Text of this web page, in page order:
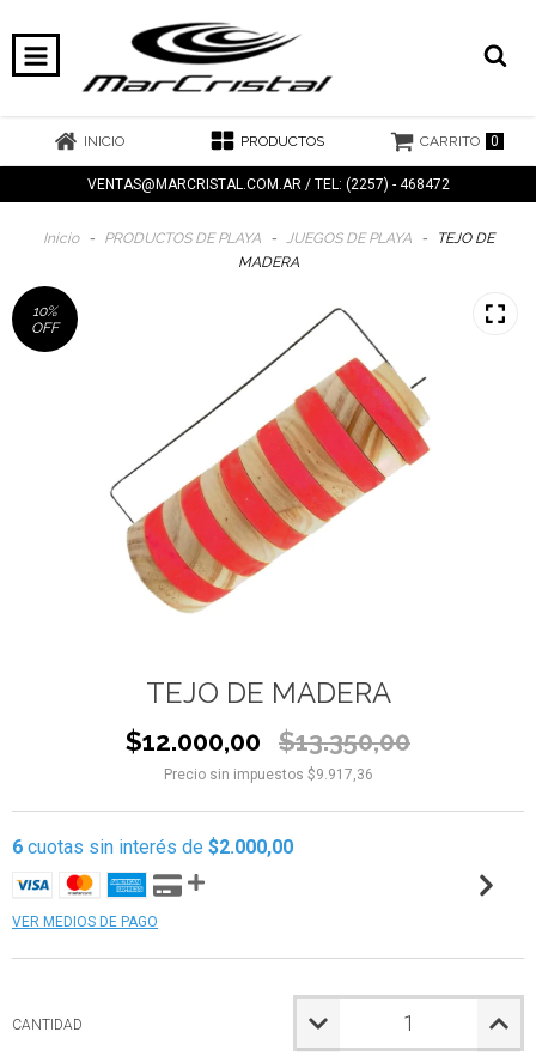
INICIO PRODUCTOS CARRITO 0
VENTAS@MARCRISTAL.COM.AR/ TEL: (2257) - 468472
Inicio - PRODUCTOS DE PLAYA - JUEGOS DE PLAYA -
TEJO DE
MADERA
10%
OFF
TEJO DE MADERA
$12.000,00 $13.350,00
Precio sin impuestos $9.917,36
6 cuotas sin interés de $2.000,00
VER MEDIOS DE PAGO
CANTIDAD